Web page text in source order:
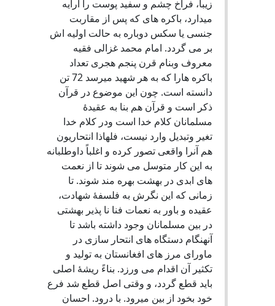
زیبا، فراخ چشم و سفید پوست را ارایه
میدارد، باکره های که پس از مقاربت
جنسی یا سکس دوباره به حالت اولیه اش
بر می گردد. امام محمد غزالی فقیه
معروف وبنام قرن پنجم هجری تعداد
باکره هارا که به هر شهید میرسد 72 تن
دانسته است. چون این موضوع در قرآن
ذکر است و قرآن هم بنا به عقیدۀ
مسلمانان کلام خدا است ودر کلام خدا
تغیر وتبدیل وارد نیست، فلهاذا انتحاریون
هم آنرا واقعی تصور کرده و اغلباً داوطلبانه
به این کار متوسل می شوند تا از نعمت
های ابدی در بهشت بهره مند شوند. تا
زمانی که این نگرش به فلسفۀ شهادت،
عقیده و باور به نعمات فنا نا پذیر بهشتی
در بین مسلمانان وجود داشته باشد تا
آنهنگام دستگاه های انتحار سازی در
ماورای مرز های افغانستان به تولید و
تکثیر آن اقدام می ورزد. بناءً ریشۀ اصلی
باید قطع گردد، و وقتی اصل قطع شد فرع
خود بخود از بین میرود. با درود. احسان